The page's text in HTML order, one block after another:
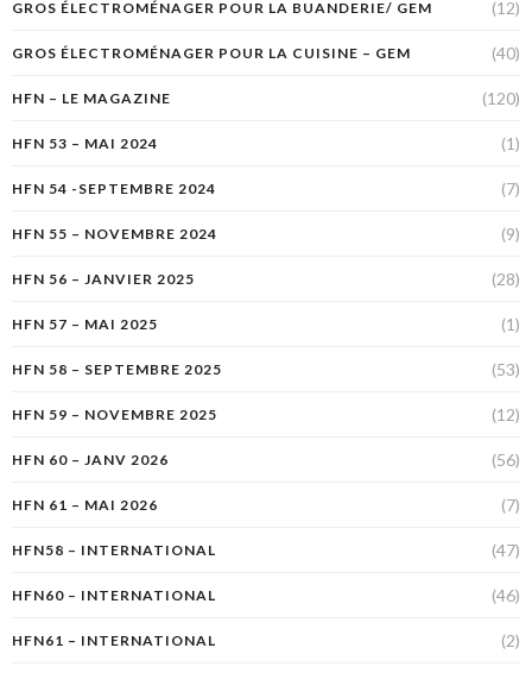
GROS ÉLECTROMÉNAGER POUR LA BUANDERIE/ GEM (12)
GROS ÉLECTROMÉNAGER POUR LA CUISINE – GEM (40)
HFN – LE MAGAZINE (120)
HFN 53 – MAI 2024 (1)
HFN 54 -SEPTEMBRE 2024 (7)
HFN 55 – NOVEMBRE 2024 (9)
HFN 56 – JANVIER 2025 (28)
HFN 57 – MAI 2025 (1)
HFN 58 – SEPTEMBRE 2025 (53)
HFN 59 – NOVEMBRE 2025 (12)
HFN 60 – JANV 2026 (56)
HFN 61 – MAI 2026 (7)
HFN58 – INTERNATIONAL (47)
HFN60 – INTERNATIONAL (46)
HFN61 – INTERNATIONAL (2)